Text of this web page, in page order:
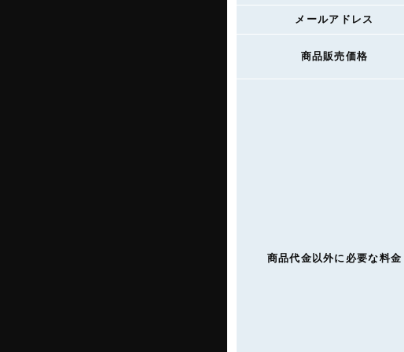
メールアドレス
商品販売価格
商品代金以外に必要な料金